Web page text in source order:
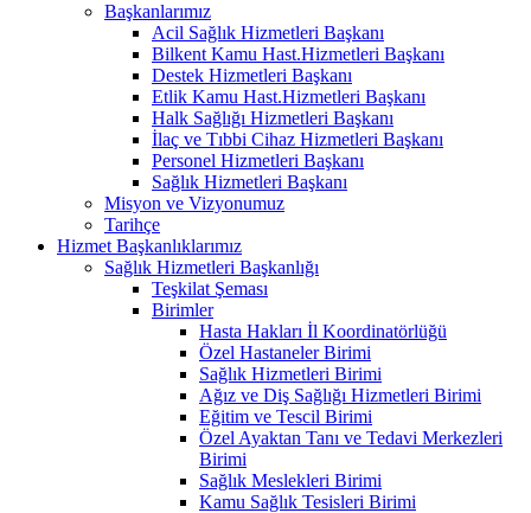
Başkanlarımız
Acil Sağlık Hizmetleri Başkanı
Bilkent Kamu Hast.Hizmetleri Başkanı
Destek Hizmetleri Başkanı
Etlik Kamu Hast.Hizmetleri Başkanı
Halk Sağlığı Hizmetleri Başkanı
İlaç ve Tıbbi Cihaz Hizmetleri Başkanı
Personel Hizmetleri Başkanı
Sağlık Hizmetleri Başkanı
Misyon ve Vizyonumuz
Tarihçe
Hizmet Başkanlıklarımız
Sağlık Hizmetleri Başkanlığı
Teşkilat Şeması
Birimler
Hasta Hakları İl Koordinatörlüğü
Özel Hastaneler Birimi
Sağlık Hizmetleri Birimi
Ağız ve Diş Sağlığı Hizmetleri Birimi
Eğitim ve Tescil Birimi
Özel Ayaktan Tanı ve Tedavi Merkezleri
Birimi
Sağlık Meslekleri Birimi
Kamu Sağlık Tesisleri Birimi